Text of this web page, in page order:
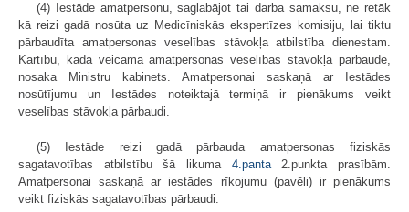
(4) Iestāde amatpersonu, saglabājot tai darba samaksu, ne retāk
kā reizi gadā nosūta uz Medicīniskās ekspertīzes komisiju, lai tiktu
pārbaudīta amatpersonas veselības stāvokļa atbilstība dienestam.
Kārtību, kādā veicama amatpersonas veselības stāvokļa pārbaude,
nosaka Ministru kabinets. Amatpersonai saskaņā ar Iestādes
nosūtījumu un Iestādes noteiktajā termiņā ir pienākums veikt
veselības stāvokļa pārbaudi.
(5) Iestāde reizi gadā pārbauda amatpersonas fiziskās
sagatavotības atbilstību šā likuma 4.panta2.punkta prasībām.
Amatpersonai saskaņā ar iestādes rīkojumu (pavēli) ir pienākums
veikt fiziskās sagatavotības pārbaudi.